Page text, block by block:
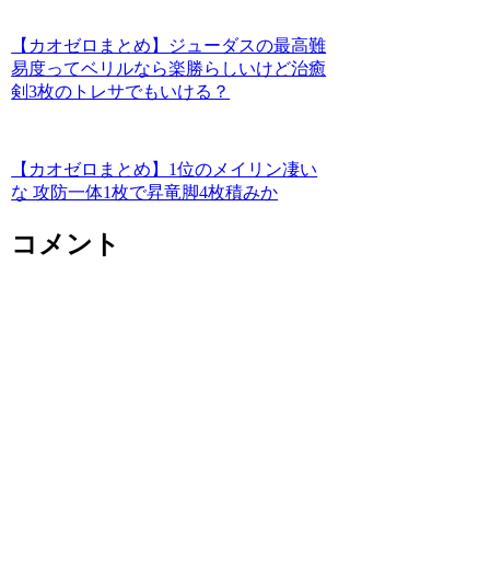
【カオゼロまとめ】ジューダスの最高難
易度ってベリルなら楽勝らしいけど治癒
剣3枚のトレサでもいける？
【カオゼロまとめ】1位のメイリン凄い
な 攻防一体1枚で昇竜脚4枚積みか
コメント